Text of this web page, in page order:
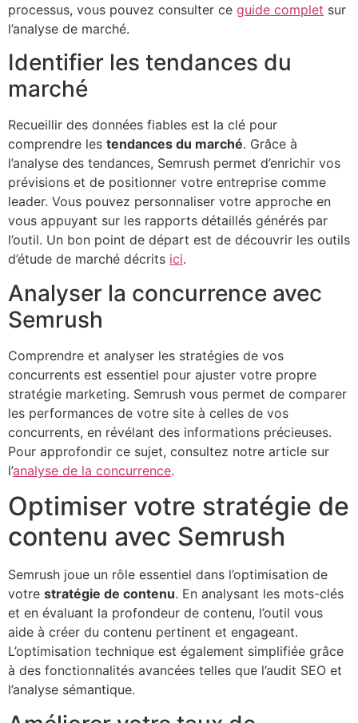
processus, vous pouvez consulter ce guide complet sur
l’analyse de marché.
Identifier les tendances du
marché
Recueillir des données fiables est la clé pour
comprendre les tendances du marché. Grâce à
l’analyse des tendances, Semrush permet d’enrichir vos
prévisions et de positionner votre entreprise comme
leader. Vous pouvez personnaliser votre approche en
vous appuyant sur les rapports détaillés générés par
l’outil. Un bon point de départ est de découvrir les outils
d’étude de marché décrits ici.
Analyser la concurrence avec
Semrush
Comprendre et analyser les stratégies de vos
concurrents est essentiel pour ajuster votre propre
stratégie marketing. Semrush vous permet de comparer
les performances de votre site à celles de vos
concurrents, en révélant des informations précieuses.
Pour approfondir ce sujet, consultez notre article sur
l’analyse de la concurrence.
Optimiser votre stratégie de
contenu avec Semrush
Semrush joue un rôle essentiel dans l’optimisation de
votre stratégie de contenu. En analysant les mots-clés
et en évaluant la profondeur de contenu, l’outil vous
aide à créer du contenu pertinent et engageant.
L’optimisation technique est également simplifiée grâce
à des fonctionnalités avancées telles que l’audit SEO et
l’analyse sémantique.